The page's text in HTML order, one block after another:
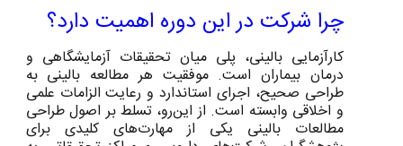
چرا شرکت در این دوره اهمیت دارد؟
کارآزمایی بالینی، پلی میان تحقیقات آزمایشگاهی و
درمان بیماران است. موفقیت هر مطالعه بالینی به
طراحی صحیح، اجرای استاندارد و رعایت الزامات علمی
و اخلاقی وابسته است. از این‌رو، تسلط بر اصول طراحی
مطالعات بالینی یکی از مهارت‌های کلیدی برای